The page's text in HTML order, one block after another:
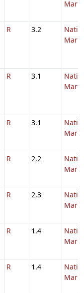
R 3.2
R 3.1
R 3.1
R 2.2
R 2.3
R 1.4
R 1.4